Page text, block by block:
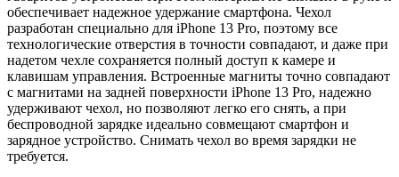
обеспечивает надежное удержание смартфона. Чехол
разработан специально для iPhone 13 Pro, поэтому все
технологические отверстия в точности совпадают, и даже при
надетом чехле сохраняется полный доступ к камере и
клавишам управления. Встроенные магниты точно совпадают
с магнитами на задней поверхности iPhone 13 Pro, надежно
удерживают чехол, но позволяют легко его снять, а при
беспроводной зарядке идеально совмещают смартфон и
зарядное устройство. Снимать чехол во время зарядки не
требуется.